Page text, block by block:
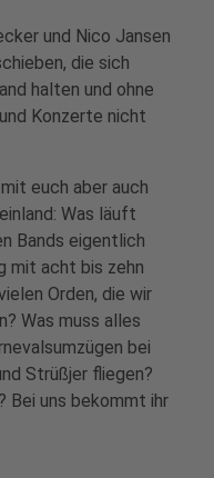
und Nico Jansen
die sich
halten und ohne
Konzerte nicht
euch aber auch
Was läuft
Bands eigentlich
mit acht bis zehn
Orden, die wir
Was muss alles
bei
Strüßjer fliegen?
Bei uns bekommt ihr